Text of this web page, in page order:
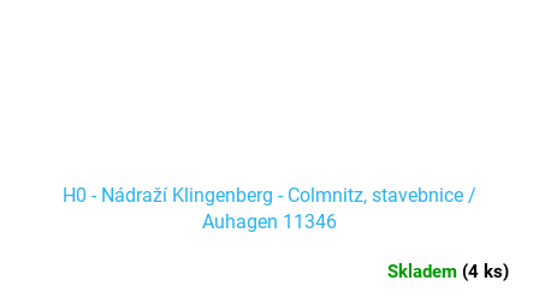
H0 - Nádraží Klingenberg - Colmnitz, stavebnice /
Auhagen 11346
Skladem (4 ks)